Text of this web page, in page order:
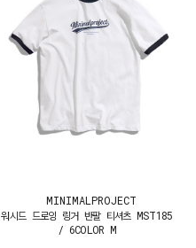
MINIMALPROJECT
워시드 드로잉 링거 반팔 티셔츠 MST185
/ 6COLOR M